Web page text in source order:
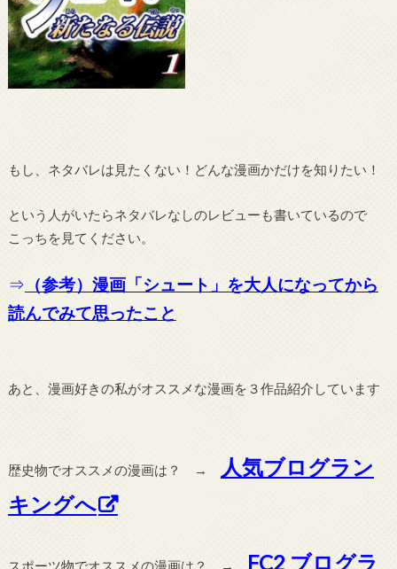
もし、ネタバレは見たくない！どんな漫画かだけを知りたい！
という人がいたらネタバレなしのレビューも書いているので
こっちを見てください。
⇒ （参考）漫画「シュート」を大人になってから
読んでみて思ったこと
あと、漫画好きの私がオススメな漫画を３作品紹介しています
歴史物でオススメの漫画は？ →
人気ブログラン
キングへ
スポーツ物でオススメの漫画は？ → FC2 ブログラ